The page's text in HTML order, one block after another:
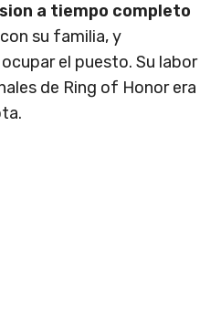
a tiempo completo
su familia, y
el puesto. Su labor
de Ring of Honor era